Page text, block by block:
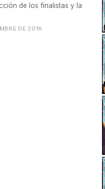
de los finalistas y la
DE 2016